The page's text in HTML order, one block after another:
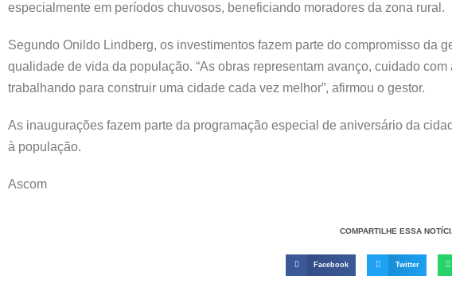
especialmente em períodos chuvosos, beneficiando moradores da zona rural.
Segundo Onildo Lindberg, os investimentos fazem parte do compromisso da
qualidade de vida da população. “As obras representam avanço, cuidado
trabalhando para construir uma cidade cada vez melhor”, afirmou o gestor.
As inaugurações fazem parte da programação especial de aniversário da
à população.
Ascom
COMPARTILHE ESSA
Facebook Twitter